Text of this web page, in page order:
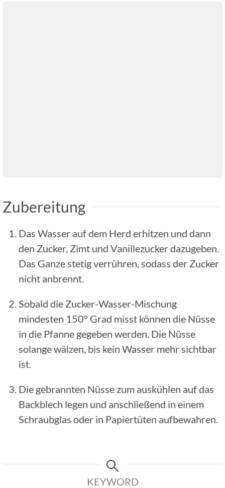
Zubereitung
Das Wasser auf dem Herd erhitzen und dann
den Zucker, Zimt und Vanillezucker dazugeben.
Das Ganze stetig verrühren, sodass der Zucker
nicht anbrennt.
Sobald die Zucker-Wasser-Mischung
mindesten 150° Grad misst können die Nüsse
in die Pfanne gegeben werden. Die Nüsse
solange wälzen, bis kein Wasser mehr sichtbar
ist.
Die gebrannten Nüsse zum auskühlen auf das
Backblech legen und anschließend in einem
Schraubglas oder in Papiertüten aufbewahren.
KEYWORD